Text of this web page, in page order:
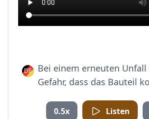
Bei einem erneuten
Gefahr, dass das Bauteil
0.5x Listen